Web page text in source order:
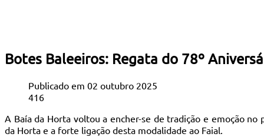
Botes Baleeiros: Regata do 78º
Publicado em 02 outubro 2025
416
A Baía da Horta voltou a encher-se de tradição e emoção
da Horta e a forte ligação desta modalidade ao Faial.